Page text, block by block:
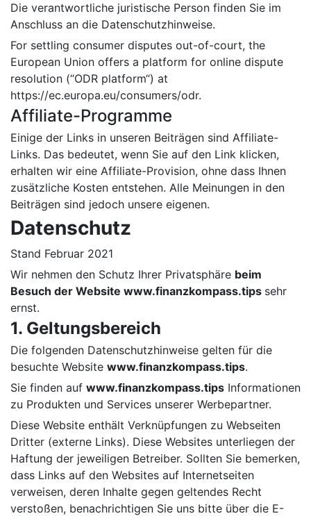
Die verantwortliche juristische Person finden Sie im
Anschluss an die Datenschutzhinweise.
For settling consumer disputes out-of-court, the
European Union offers a platform for online dispute
resolution (“ODR platform“) at
https://ec.europa.eu/consumers/odr.
Affiliate-Programme
Einige der Links in unseren Beiträgen sind Affiliate-
Links. Das bedeutet, wenn Sie auf den Link klicken,
erhalten wir eine Affiliate-Provision, ohne dass Ihnen
zusätzliche Kosten entstehen. Alle Meinungen in den
Beiträgen sind jedoch unsere eigenen.
Datenschutz
Stand Februar 2021
Wir nehmen den Schutz Ihrer Privatsphäre beim
Besuch der Website www.finanzkompass.tips sehr
ernst.
1. Geltungsbereich
Die folgenden Datenschutzhinweise gelten für die
besuchte Website www.finanzkompass.tips.
Sie finden auf www.finanzkompass.tips Informationen
zu Produkten und Services unserer Werbepartner.
Diese Website enthält Verknüpfungen zu Webseiten
Dritter (externe Links). Diese Websites unterliegen der
Haftung der jeweiligen Betreiber. Sollten Sie bemerken,
dass Links auf den Websites auf Internetseiten
verweisen, deren Inhalte gegen geltendes Recht
verstoßen, benachrichtigen Sie uns bitte über die E-